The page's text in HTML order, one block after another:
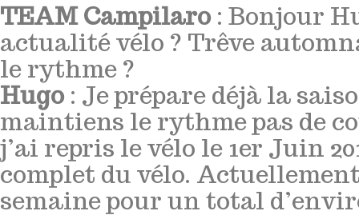
TEAM Campilaro: Bonjour
actualité vélo ? Trêve
le rythme ?
Hugo: Je prépare déjà la
maintiens le rythme pas de
j’ai repris le vélo le 1er Juin
complet du vélo.
semaine pour un total